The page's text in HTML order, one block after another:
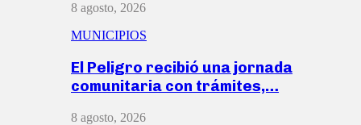
8 agosto, 2026
MUNICIPIOS
El Peligro recibió una jornada
comunitaria con trámites,…
8 agosto, 2026